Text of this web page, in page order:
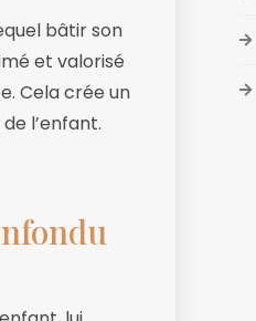
bâtir son
et valorisé
Cela crée un
l’enfant.